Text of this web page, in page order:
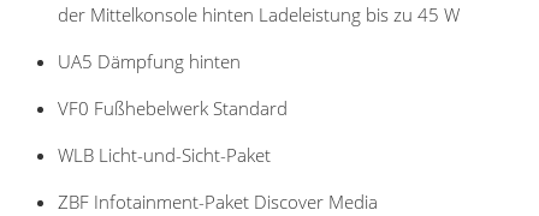
der Mittelkonsole hinten Ladeleistung bis zu 45 W
UA5 Dämpfung hinten
VF0 Fußhebelwerk Standard
WLB Licht-und-Sicht-Paket
ZBF Infotainment-Paket Discover Media